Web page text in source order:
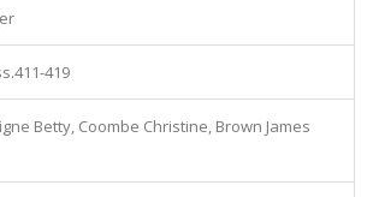
419
Betty, Coombe Christine, Brown James